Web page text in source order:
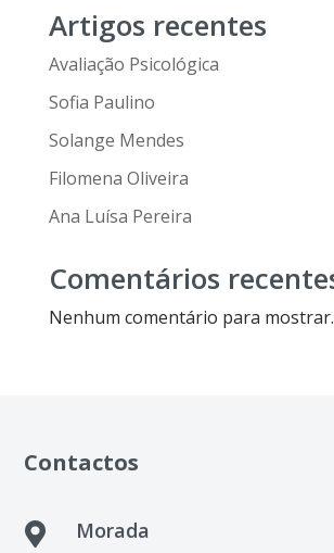
Artigos recentes
Avaliação Psicológica
Sofia Paulino
Solange Mendes
Filomena Oliveira
Ana Luísa Pereira
Comentários
Nenhum comentário para mostrar.
Contactos
 Morada